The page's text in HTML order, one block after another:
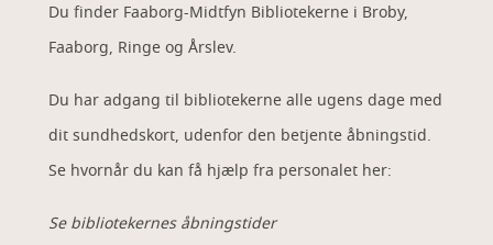
Du finder Faaborg-Midtfyn Bibliotekerne i Broby,
Faaborg, Ringe og Årslev.
Du har adgang til bibliotekerne alle ugens dage med
dit sundhedskort, udenfor den betjente åbningstid.
Se hvornår du kan få hjælp fra personalet her:
Se bibliotekernes åbningstider